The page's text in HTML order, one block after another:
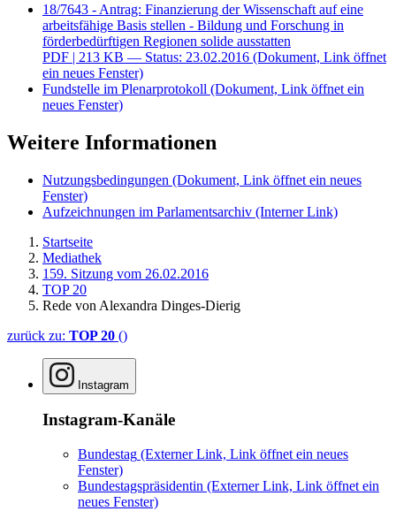
18/7643 - Antrag: Finanzierung der Wissenschaft auf eine
arbeitsfähige Basis stellen - Bildung und Forschung in
förderbedürftigen Regionen solide ausstatten
PDF | 213 KB — Status: 23.02.2016 (Dokument, Link öffnet
ein neues Fenster)
Fundstelle im Plenarprotokoll (Dokument, Link öffnet ein
neues Fenster)
Weitere Informationen
Nutzungsbedingungen (Dokument, Link öffnet ein neues
Fenster)
Aufzeichnungen im Parlamentsarchiv (Interner Link)
Startseite
Mediathek
159. Sitzung vom 26.02.2016
TOP 20
Rede von Alexandra Dinges-Dierig
zurück zu: TOP 20 ()
Instagram
Instagram-Kanäle
Bundestag (Externer Link, Link öffnet ein neues
Fenster)
Bundestagspräsidentin (Externer Link, Link öffnet ein
neues Fenster)